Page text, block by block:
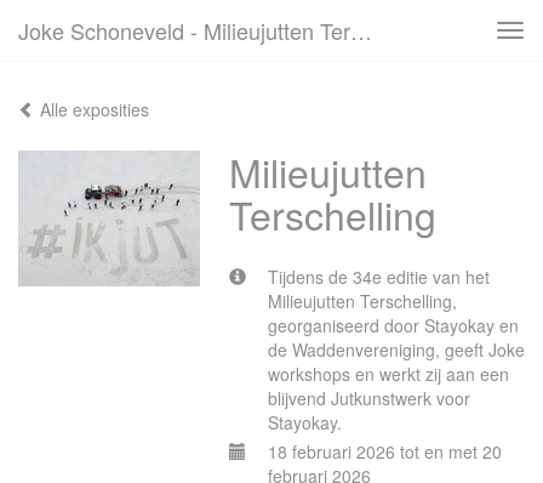
Joke Schoneveld - Milieujutten Terschelling
Alle exposities
Milieujutten
Terschelling
Tijdens de 34e editie van het
Milieujutten Terschelling,
georganiseerd door Stayokay en
de Waddenvereniging, geeft Joke
workshops en werkt zij aan een
blijvend Jutkunstwerk voor
Stayokay.
18 februari 2026 tot en met 20
februari 2026